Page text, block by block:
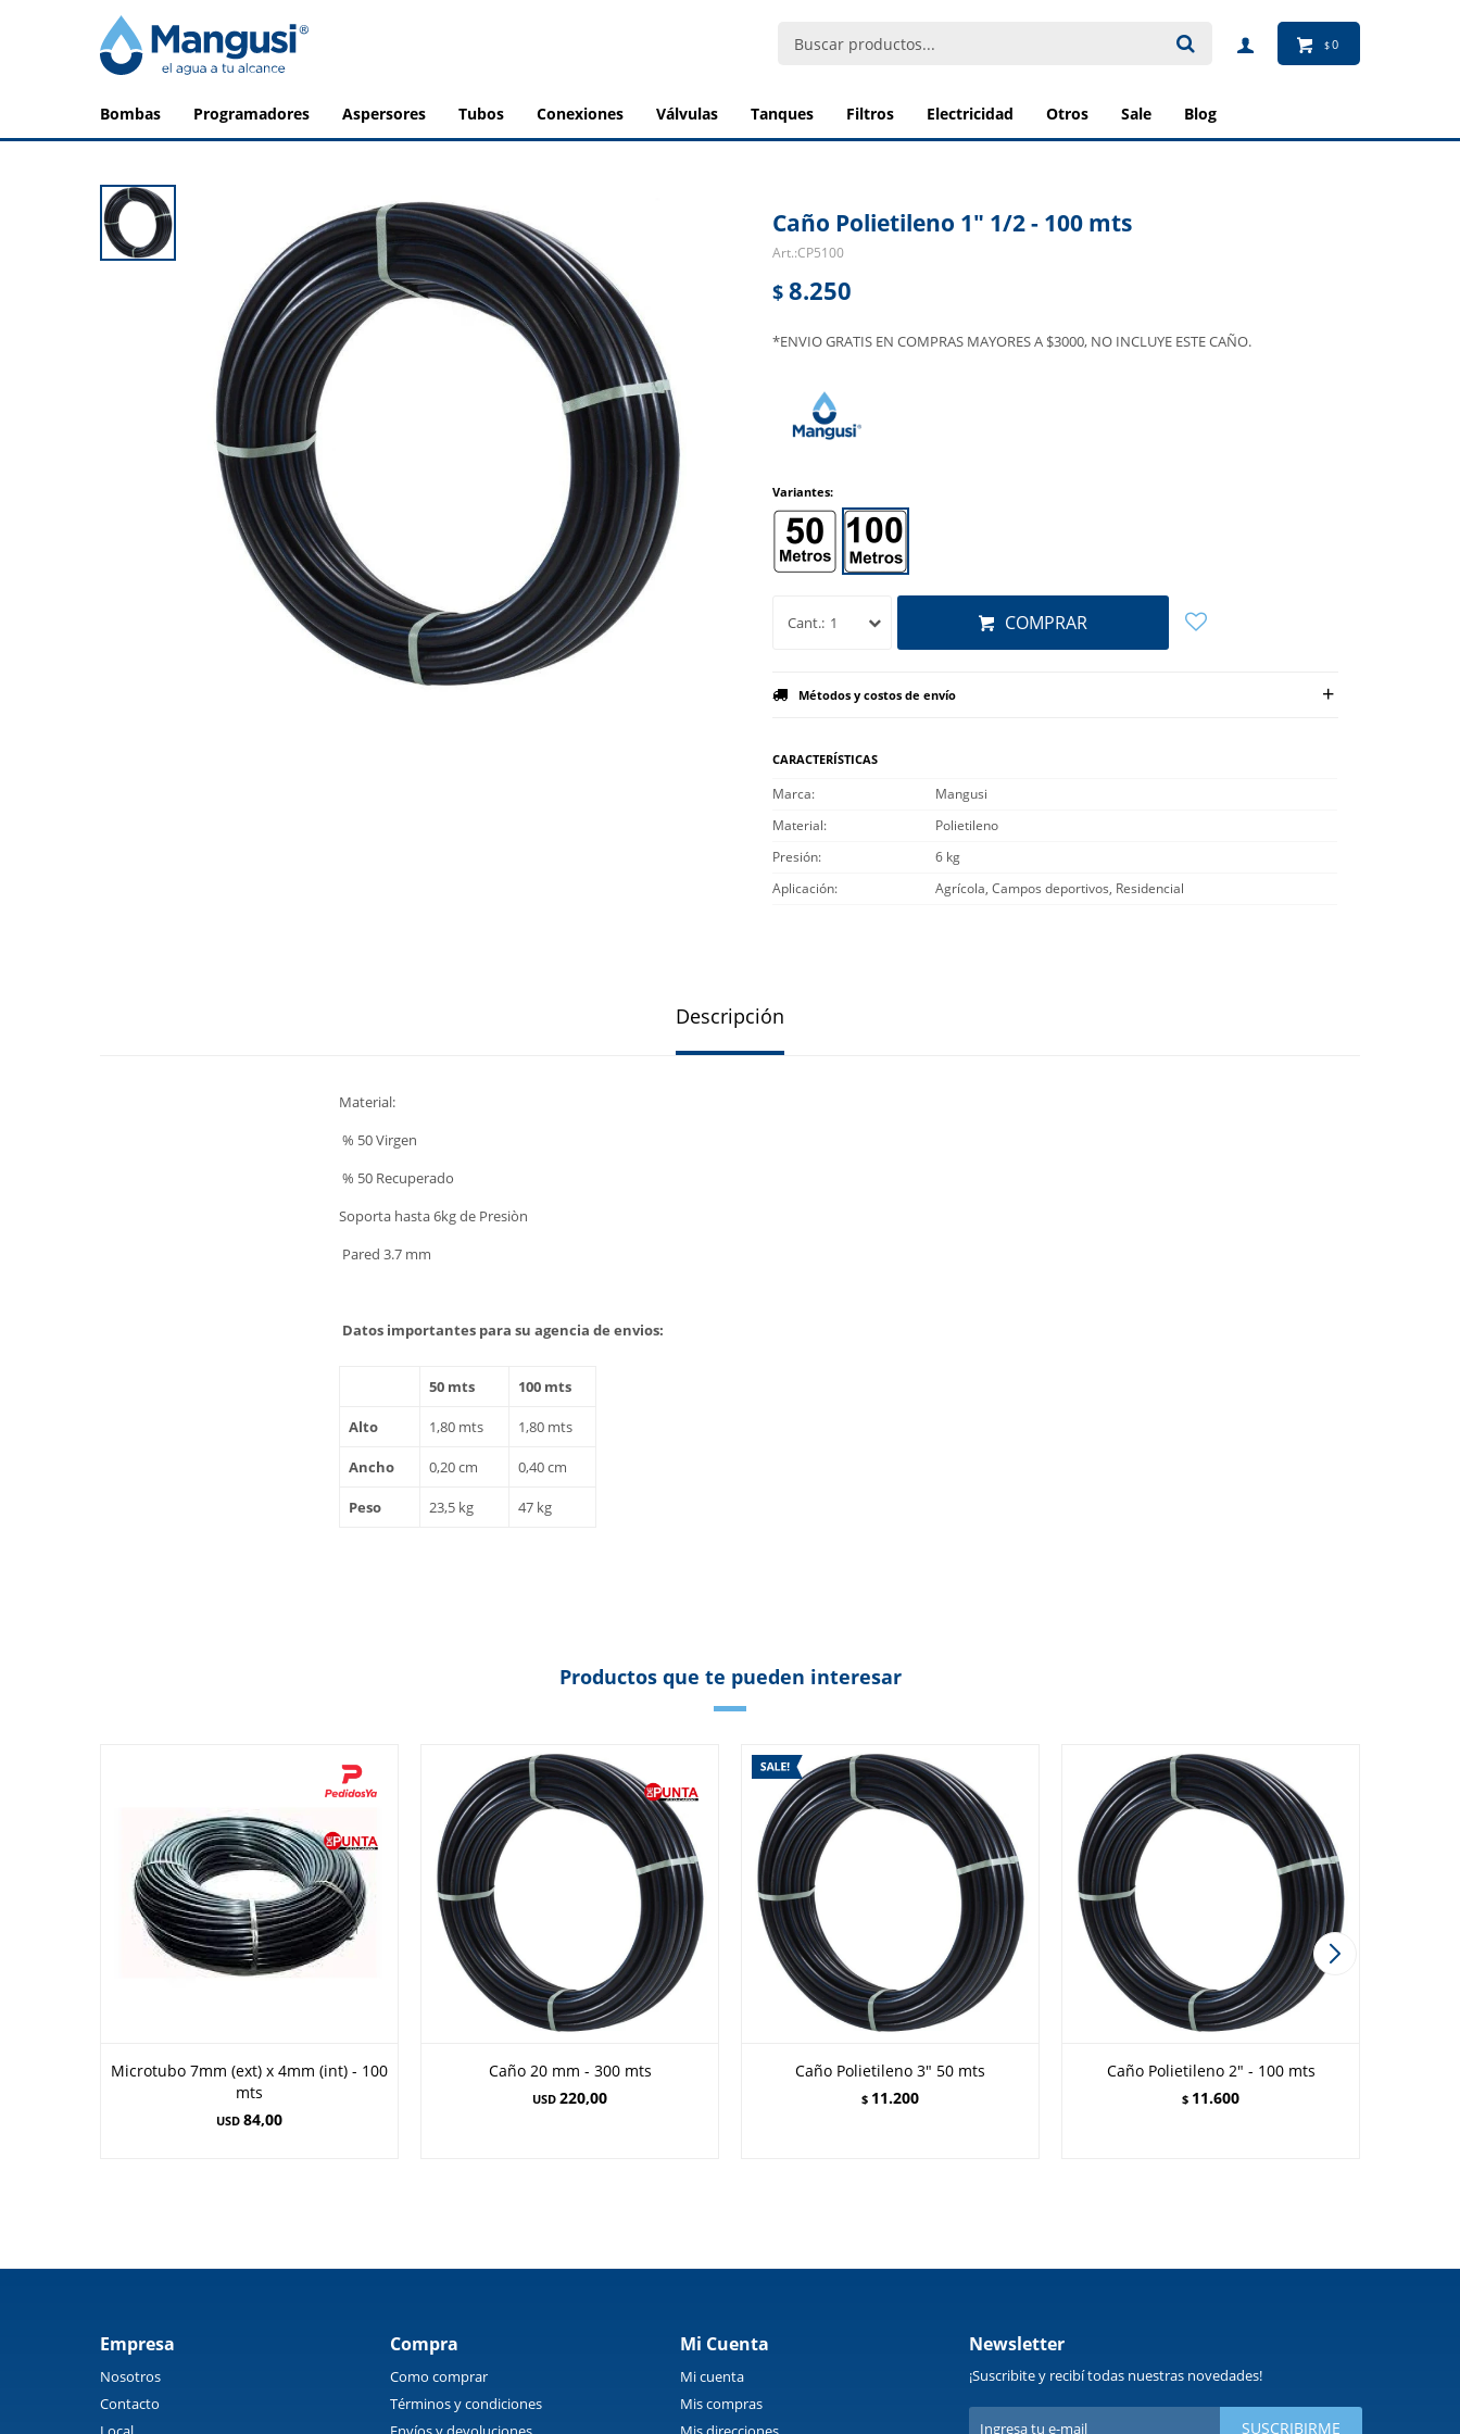
bombas programadores aspersores tubos conexiones válvulas tanques filtros electricidad otros sale blog
$0
Caño Polietileno 1" 1/2 - 100 mts
CP5100
$ 8.250
*ENVIO GRATIS EN COMPRAS MAYORES A $3000, NO INCLUYE ESTE CAÑO.
Variantes:
1 COMPRAR
Métodos y costos de envío
CARACTERÍSTICAS
Marca
Mangusi
Material
Polietileno
Presión
6 kg
Aplicación
Agrícola, Campos deportivos, Residencial
Descripción
Material:
% 50 Virgen
% 50 Recuperado
Soporta hasta 6kg de Presiòn
Pared 3.7 mm
Datos importantes para su agencia de envios:
50 mts 100 mts
Alto 1,80 mts 1,80 mts
Ancho 0,20 cm 0,40 cm
Peso 23,5 kg 47 kg
Productos que te pueden interesar
Microtubo 7mm (ext) x 4mm (int) - 100
mts
USD 84,00
Caño 20 mm - 300 mts
USD 220,00
Caño Polietileno 3" 50 mts
$ 11.200
Caño Polietileno 2" - 100 mts
$ 11.600
Empresa
Nosotros
Contacto
Compra
Como comprar
Términos y condiciones
Mi Cuenta
Mi cuenta
Mis compras
Newsletter
¡Suscribite y recibí todas nuestras novedades!
SUSCRIBIRME